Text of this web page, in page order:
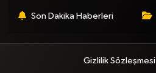
Son Dakika Haberleri
Gizlilik Sözleşmesi